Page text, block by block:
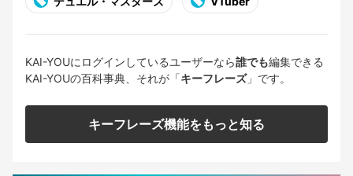
KAI-YOUにログインしているユーザーなら誰でも編集できる
KAI-YOUの百科事典、それが「キーフレーズ」です。
キーフレーズ機能をもっと知る